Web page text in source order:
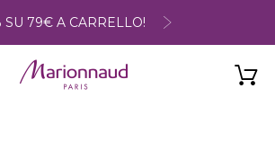
SU 79€ A CARRELLO!